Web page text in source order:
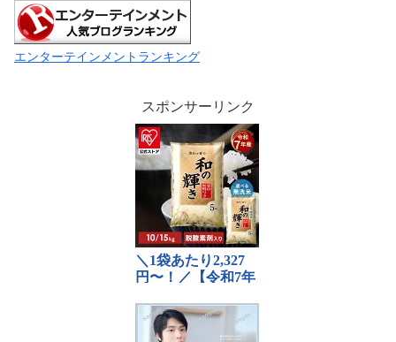
エンターテインメントランキング
スポンサーリンク